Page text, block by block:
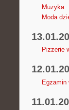
Muzyka
Moda
Pizzerie
Egzamin